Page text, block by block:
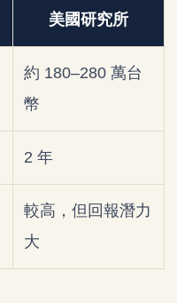
美國研究所
約 180–280 萬台
幣
2 年
較高，但回報潛力
大